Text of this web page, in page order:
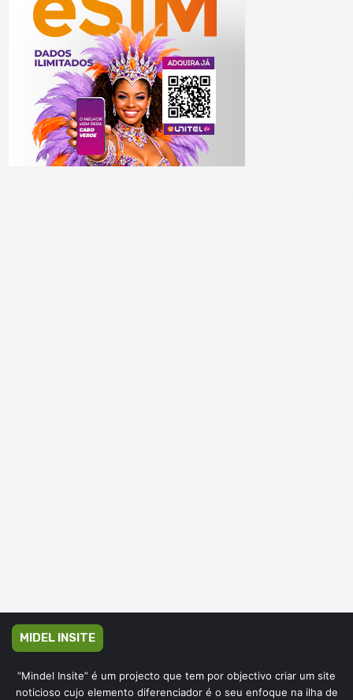
MIDEL INSITE
“Mindel Insite” é um projecto que tem por objectivo criar um site
noticioso cujo elemento diferenciador é o seu enfoque na ilha de